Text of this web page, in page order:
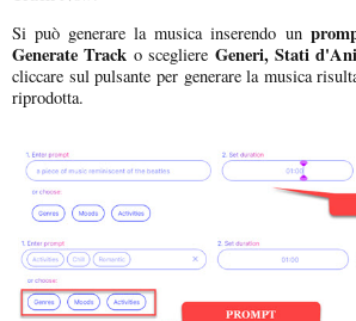
Si può generare la musica inserendo un
Generate Track o scegliere Generi, Stati
cliccare sul pulsante per generare la musica
riprodotta.